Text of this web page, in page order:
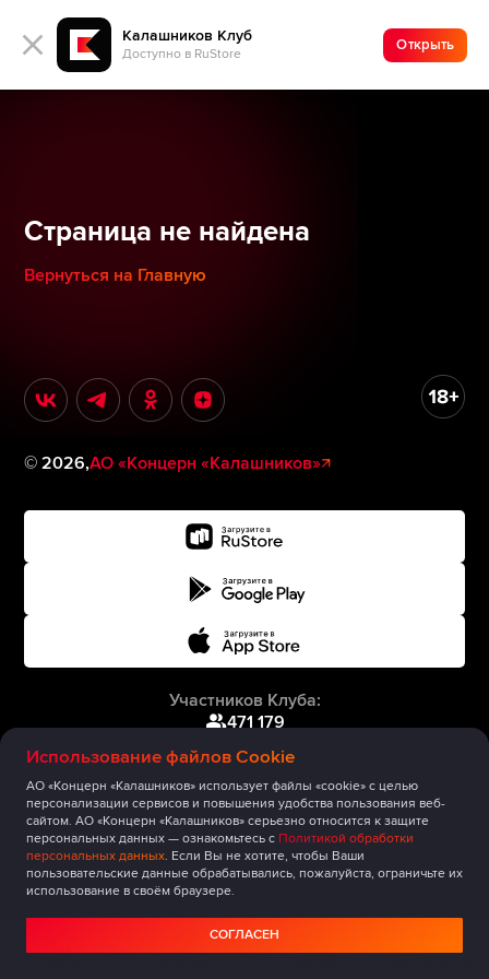
Калашников Клуб
Доступно в RuStore
Открыть
Использование файлов Cookie
АО «Концерн «Калашников» использует файлы «cookie» с целью
персонализации сервисов и повышения удобства пользования веб-
сайтом. АО «Концерн «Калашников» серьезно относится к защите
персональных данных — ознакомьтесь с Политикой обработки
персональных данных. Если Вы не хотите, чтобы Ваши
пользовательские данные обрабатывались, пожалуйста, ограничьте их
использование в своём браузере.
СОГЛАСЕН
Страница не найдена
Вернуться на Главную
©2026,АО «Концерн «Калашников»
Участников Клуба:
471 179